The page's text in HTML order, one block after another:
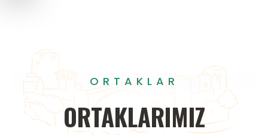
ORTAKLAR
ORTAKLARIMIZ